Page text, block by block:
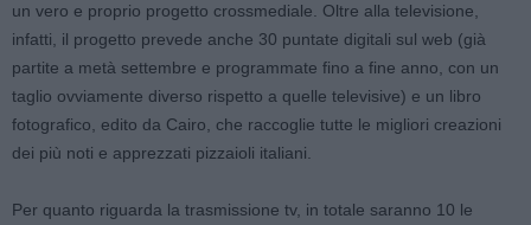
un vero e proprio progetto crossmediale. Oltre alla televisione,
infatti, il progetto prevede anche 30 puntate digitali sul web (già
partite a metà settembre e programmate fino a fine anno, con un
taglio ovviamente diverso rispetto a quelle televisive) e un libro
fotografico, edito da Cairo, che raccoglie tutte le migliori creazioni
dei più noti e apprezzati pizzaioli italiani.
Per quanto riguarda la trasmissione tv, in totale saranno 10 le